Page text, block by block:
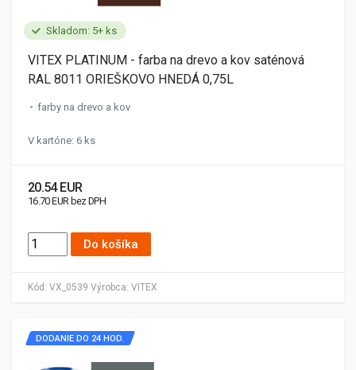
Skladom: 5+ ks
Kód: VX_0539 Výrobca: VITEX
VITEX PLATINUM - farba na drevo a kov saténová
RAL 8011 ORIEŠKOVO HNEDÁ 0,75L
farby na drevo a kov
V kartóne: 6 ks
20.54 EUR
16.70 EUR bez DPH
Do košíka
DODANIE DO 24 HOD.